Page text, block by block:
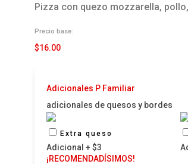
Pizza con quezo mozzarella,
Precio base:
$16.00
Adicionales P Familiar
adicionales de quesos y bordes
Extra queso
Adicional + $3
¡RECOMENDADÍSIMOS!